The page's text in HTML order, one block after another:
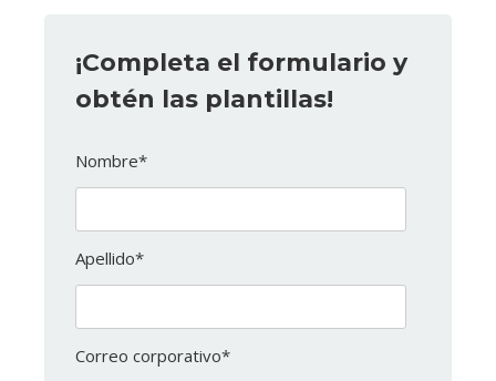
¡Completa el formulario y
obtén las plantillas!
Nombre*
Apellido*
Correo corporativo*